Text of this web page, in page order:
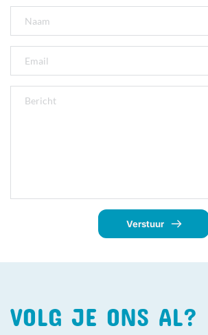
Verstuur
VOLG JE ONS AL?